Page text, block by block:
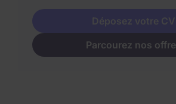
Parcourez nos
Déposez votre CV